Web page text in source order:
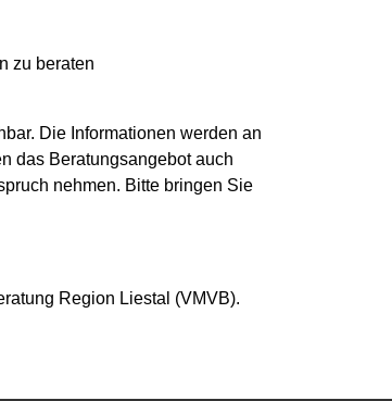
zu beraten
Die Informationen werden an
das Beratungsangebot auch
nehmen. Bitte bringen Sie
Fenster geöffnet.
Region Liestal (VMVB).